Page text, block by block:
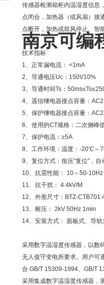
传感器检测箱柜内温湿度信息
点闭合，加热器（或风扇）接
点断开，加热或鼓风停止。智
南京可编
技术指标
1、正常漏电流： <1mA
2、导通电压Uc：150V10%
3、导通时间Ts：
4、遥信继电器接点容量：
5、保护继电器接点容量：
6、使用的CT规格：二次侧峰
7、保护电流：≥5A
8、工作环境：温度：-20℃～
9、复位方式：按压“复位"，自
10、抗震性能： 10～50-
11、抗干扰： 4.4kV/M
12、外形尺寸：BTZ-
13、耐压： 2kV 50Hz 1min
14、安装方式： 面板式、导
采用数字温湿度传感器，以数
无人值守变电所要求。用户可
合 GB/T 15309-1994、GB/T
采用集成数字温湿度传感器，